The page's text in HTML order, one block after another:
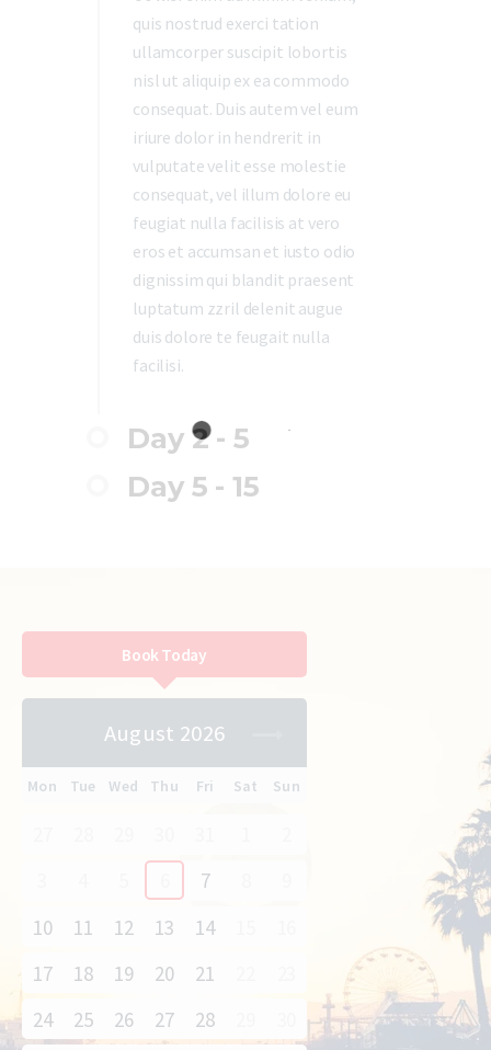
quis nostrud exerci tation
ullamcorper suscipit lobortis
nisl ut aliquip ex ea commodo
consequat. Duis autem vel eum
iriure dolor in hendrerit in
vulputate velit esse molestie
consequat, vel illum dolore eu
feugiat nulla facilisis at vero
eros et accumsan et iusto odio
dignissim qui blandit praesent
luptatum zzril delenit augue
duis dolore te feugait nulla
facilisi.
Day 2 - 5
Day 5 - 15
Book Today
August 2026
Mon Tue Wed Thu Fri Sat Sun
7
10
11 12 13 14
17
18 19 20 21
24
25 26 27 28